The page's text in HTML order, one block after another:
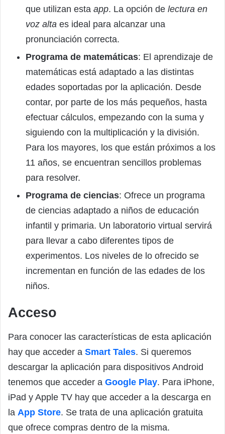
que utilizan esta app. La opción de lectura en
voz alta es ideal para alcanzar una
pronunciación correcta.
Programa de matemáticas: El aprendizaje de
matemáticas está adaptado a las distintas
edades soportadas por la aplicación. Desde
contar, por parte de los más pequeños, hasta
efectuar cálculos, empezando con la suma y
siguiendo con la multiplicación y la división.
Para los mayores, los que están próximos a los
11 años, se encuentran sencillos problemas
para resolver.
Programa de ciencias: Ofrece un programa
de ciencias adaptado a niños de educación
infantil y primaria. Un laboratorio virtual servirá
para llevar a cabo diferentes tipos de
experimentos. Los niveles de lo ofrecido se
incrementan en función de las edades de los
niños.
Acceso
Para conocer las características de esta aplicación
hay que acceder a Smart Tales. Si queremos
descargar la aplicación para dispositivos Android
tenemos que acceder a Google Play. Para iPhone,
iPad y Apple TV hay que acceder a la descarga en
la App Store. Se trata de una aplicación gratuita
que ofrece compras dentro de la misma.